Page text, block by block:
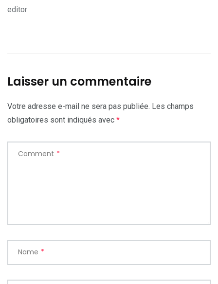
editor
Laisser un commentaire
Votre adresse e-mail ne sera pas publiée. Les champs
obligatoires sont indiqués avec *
Comment *
Name *